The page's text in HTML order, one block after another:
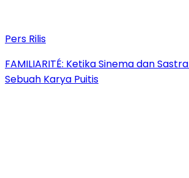
Pers Rilis
FAMILIARITÉ: Ketika Sinema dan
Sebuah Karya Puitis